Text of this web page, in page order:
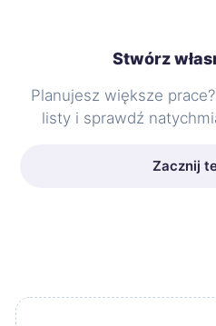
Stwórz
Planujesz większe
listy i sprawdź
Zacznij